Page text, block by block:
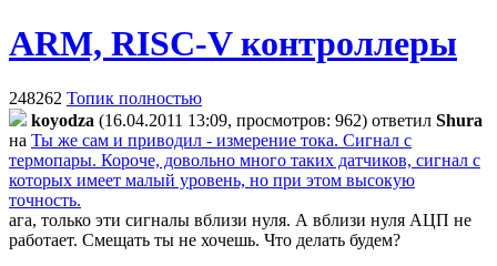
ARM, RISC-V контроллеры
248262 Топик полностью
koyodza (16.04.2011 13:09, просмотров: 962) ответил Shura
на Ты же сам и приводил - измерение тока. Сигнал с
термопары. Короче, довольно много таких датчиков, сигнал с
которых имеет малый уровень, но при этом высокую
точность.
ага, только эти сигналы вблизи нуля. А вблизи нуля АЦП не
работает. Смещать ты не хочешь. Что делать будем?